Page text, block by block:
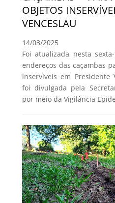
OBJETOS
VENCESLAU
14/03/2025
Foi atualizada nesta
endereços das caçambas
inservíveis em Presidente
foi divulgada pela
por meio da Vigilância